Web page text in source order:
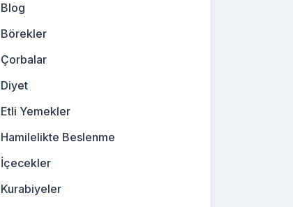
Blog
Börekler
Çorbalar
Diyet
Etli Yemekler
Hamilelikte Beslenme
İçecekler
Kurabiyeler